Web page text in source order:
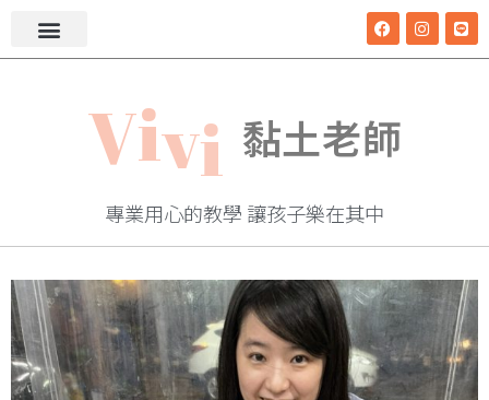
Vivi 黏土老師
專業用心的教學 讓孩子樂在其中